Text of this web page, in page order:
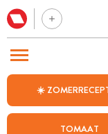
☀️
TOMAAT
BEZOEK ONZE ANDERE